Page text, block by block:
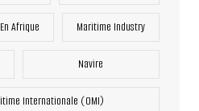
Afrique Maritime Industry
Navire
Internationale (OMI)